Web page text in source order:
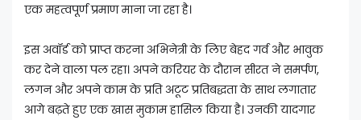
एक महत्वपूर्ण प्रमाण माना जा रहा है।
इस अवॉर्ड को प्राप्त करना अभिनेत्री के लिए बेहद गर्व और भावुक
कर देने वाला पल रहा। अपने करियर के दौरान सीरत ने समर्पण,
लगन और अपने काम के प्रति अटूट प्रतिबद्धता के साथ लगातार
आगे बढ़ते हुए एक खास मुकाम हासिल किया है। उनकी यादगार